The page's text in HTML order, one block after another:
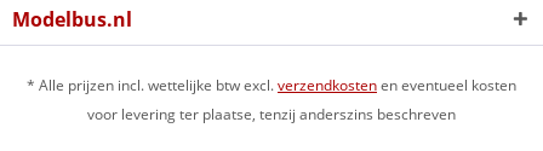
Modelbus.nl
* Alle prijzen incl. wettelijke btw excl.verzendkostenen eventueel kosten
voor levering ter plaatse, tenzij anderszins beschreven